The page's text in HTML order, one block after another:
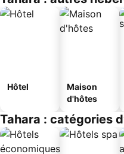
Hôtel
Maison
d'hôtes
Tahara : catégories